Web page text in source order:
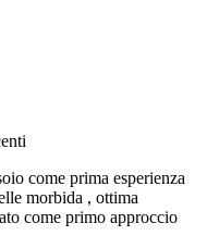
come prima esperienza
morbida , ottima
come primo approccio